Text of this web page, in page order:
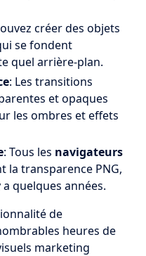
créer des objets
se fondent
quel arrière-plan.
: Les transitions
et opaques
les ombres et effets
: Tous les navigateurs
la transparence PNG,
quelques années.
de
heures de
marketing